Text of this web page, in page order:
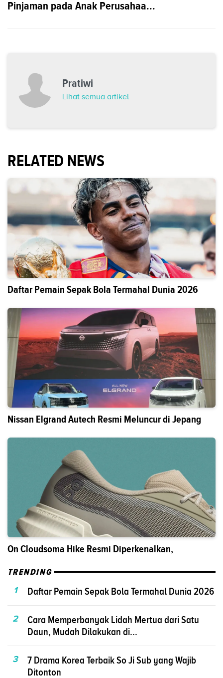
Pinjaman pada Anak Perusahaa...
Pratiwi
Lihat semua artikel
RELATED NEWS
Daftar Pemain Sepak Bola Termahal Dunia 2026
Nissan Elgrand Autech Resmi Meluncur di Jepang
On Cloudsoma Hike Resmi Diperkenalkan,
TRENDING
1
Daftar Pemain Sepak Bola Termahal Dunia 2026
2
Cara Memperbanyak Lidah Mertua dari Satu
Daun, Mudah Dilakukan di...
3
7 Drama Korea Terbaik So Ji Sub yang Wajib
Ditonton